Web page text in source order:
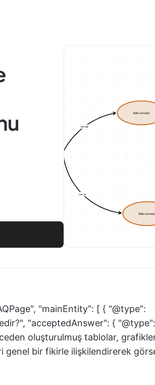
"mainEntity": [ { "@type":
"acceptedAnswer": { "@type":
oluşturulmuş tablolar,
genel bir fikirle ilişkilendirerek